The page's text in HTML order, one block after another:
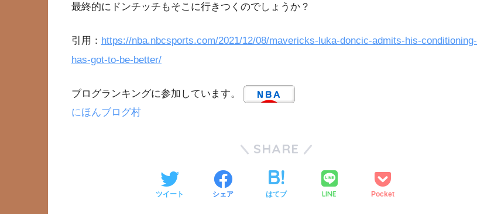
最終的にドンチッチもそこに行きつくのでしょうか？
引用： https://nba.nbcsports.com/2021/12/08/mavericks-luka-doncic-admits-his-conditioning-
has-got-to-be-better/
ブログランキングに参加しています。
にほんブログ村
SHARE
ツイート シェア はてブ LINE Pocket